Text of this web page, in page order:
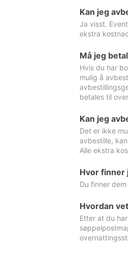
Kan jeg
Ja visst.
ekstra
Må jeg
Hvis du har
mulig å
betales til
Kan jeg
Det er ikke
avbestille,
Alle ekstra
Hvor finner
Du finner
Hvordan
Etter at du